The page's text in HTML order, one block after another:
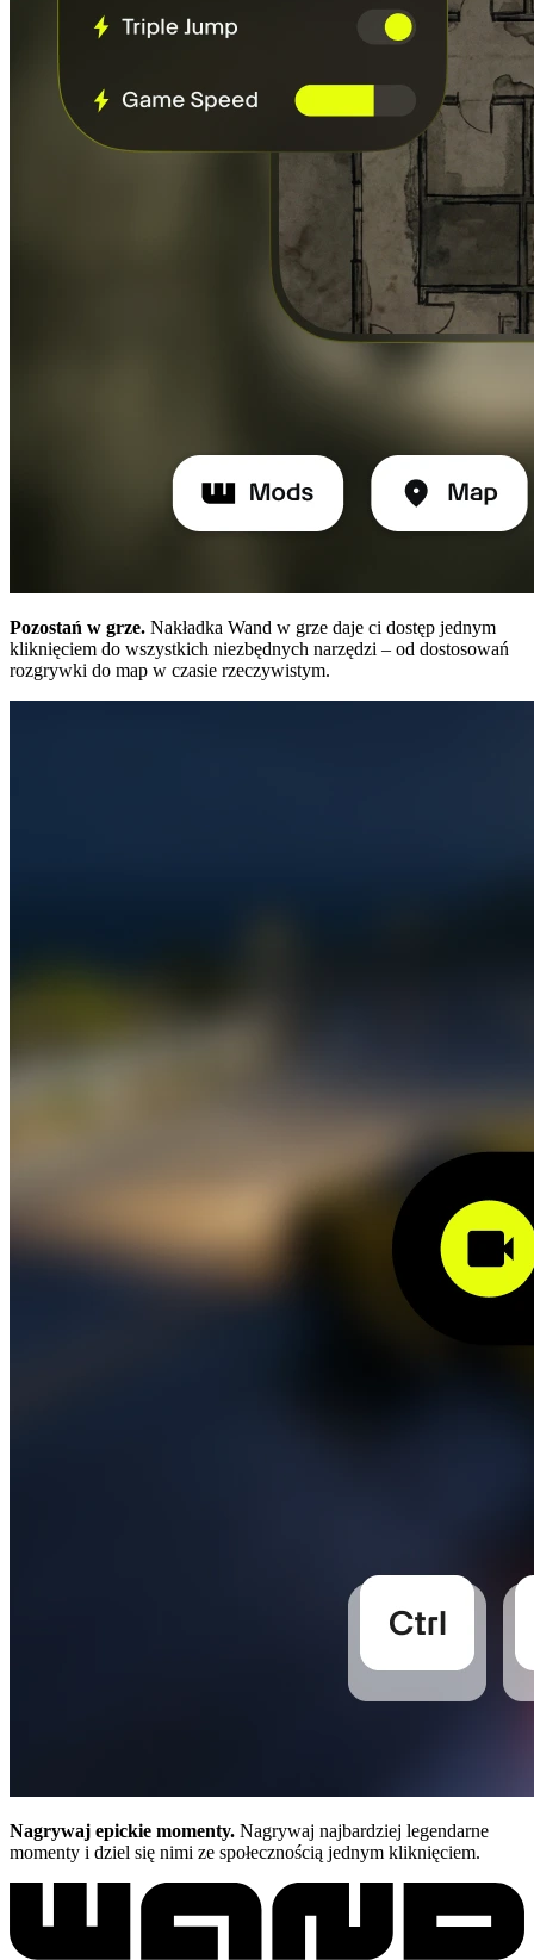
Pozostań w grze. Nakładka Wand w grze daje ci dostęp jednym
kliknięciem do wszystkich niezbędnych narzędzi – od dostosowań
rozgrywki do map w czasie rzeczywistym.
Nagrywaj epickie momenty. Nagrywaj najbardziej legendarne
momenty i dziel się nimi ze społecznością jednym kliknięciem.